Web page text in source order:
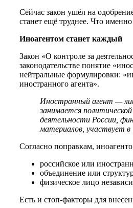
Сейчас закон ушёл на
станет ещё труднее. Что
Иноагентом станет каждый
Закон «О контроле за
законодательстве понятие
нейтральные формулировки:
иностранного агента».
Иностранный агент —
занимается
деятельности России,
материалов, участвует в
Согласно поправкам,
российское или
объединение или
физическое лицо
Есть и стоп-факторы для